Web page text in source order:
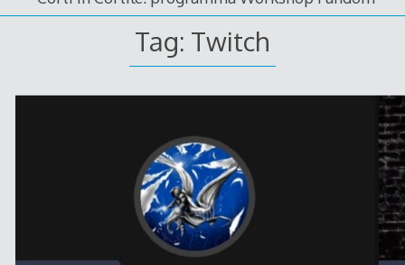
Tag: Twitch